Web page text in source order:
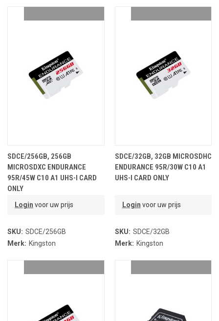
SDCE/256GB, 256GB
MICROSDXC ENDURANCE
95R/45W C10 A1 UHS-I CARD
ONLY
Login voor uw prijs
SKU: SDCE/256GB
Merk: Kingston
SDCE/32GB, 32GB MICROSDHC
ENDURANCE 95R/30W C10 A1
UHS-I CARD ONLY
Login voor uw prijs
SKU: SDCE/32GB
Merk: Kingston